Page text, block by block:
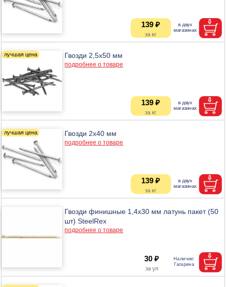
139 ₽
Гвозди 2,5х50 мм
подробнее о товаре
139 ₽
Гвозди 2х40 мм
подробнее о товаре
139 ₽
Гвозди финишные 1,4х30 мм латунь пакет (50
шт) SteelRex
подробнее о товаре
30 ₽